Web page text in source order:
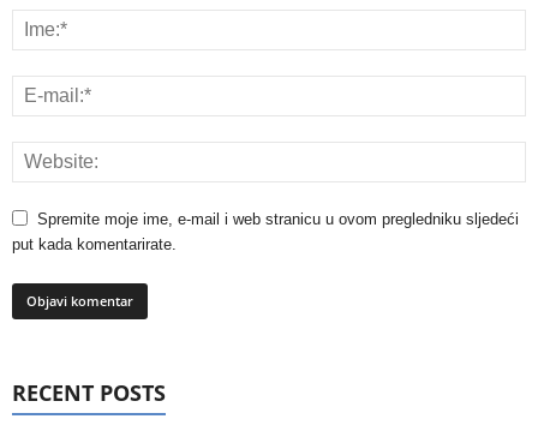
Spremite moje ime, e-mail i web stranicu u ovom pregledniku sljedeći
put kada komentarirate.
RECENT POSTS